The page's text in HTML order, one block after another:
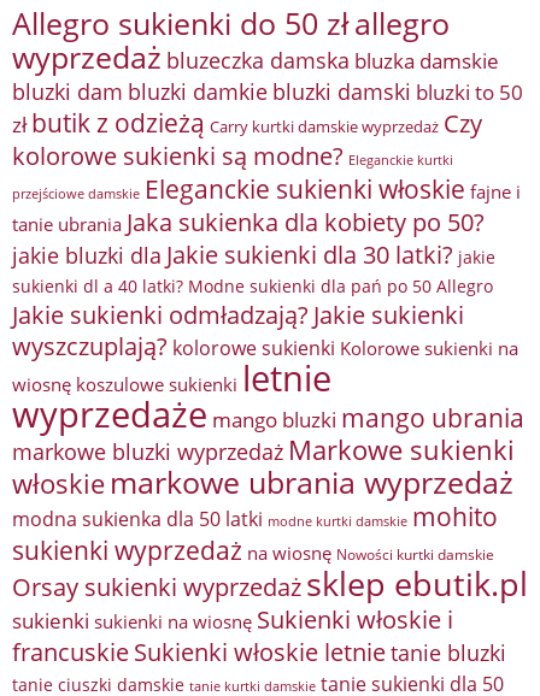
Allegro sukienki do 50 złallegro
wyprzedaż bluzeczka damska bluzka damskie
bluzki dam bluzki damkie bluzki damski bluzki to 50
zł butik z odzieżą Carry kurtki damskie wyprzedaż Czy
kolorowe sukienki są modne? Eleganckie kurtki
przejściowe damskie Eleganckie sukienki włoskie fajne i
tanie ubrania Jaka sukienka dla kobiety po 50?
jakie bluzki dla Jakie sukienki dla 30 latki? jakie
sukienki dl a 40 latki? Modne sukienki dla pań po 50 Allegro
Jakie sukienki odmładzają? Jakie sukienki
wyszczuplają? kolorowe sukienki Kolorowe sukienki na
wiosnę koszulowe sukienki letnie
wyprzedaże mango bluzki mango ubrania
markowe bluzki wyprzedaż Markowe sukienki
włoskie markowe ubrania wyprzedaż
modna sukienka dla 50 latki modne kurtki damskie mohito
sukienki wyprzedaż na wiosnę Nowości kurtki damskie
Orsay sukienki wyprzedażsklep ebutik.pl
sukienki sukienki na wiosnę Sukienki włoskie i
francuskieSukienki włoskie letnietanie bluzki
tanie ciuszki damskie tanie kurtki damskie tanie sukienki dla 50